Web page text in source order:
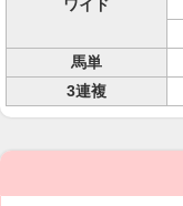
ワイド
馬単
3連複